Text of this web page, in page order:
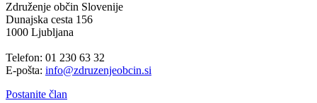
Združenje občin Slovenije
Dunajska cesta 156
1000 Ljubljana
Telefon: 01 230 63 32
E-pošta: info@zdruzenjeobcin.si
Postanite član